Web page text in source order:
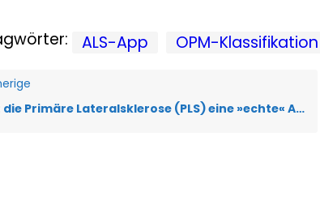
ALS-App OPM-Klassifikation
Primäre Lateralsklerose (PLS) eine »echte« ALS?